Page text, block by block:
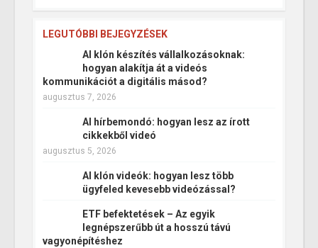
LEGUTÓBBI BEJEGYZÉSEK
AI klón készítés vállalkozásoknak:
hogyan alakítja át a videós
kommunikációt a digitális másod?
augusztus 7, 2026
AI hírbemondó: hogyan lesz az írott
cikkekből videó
augusztus 5, 2026
AI klón videók: hogyan lesz több
ügyfeled kevesebb videózással?
ETF befektetések – Az egyik
legnépszerűbb út a hosszú távú
vagyonépítéshez